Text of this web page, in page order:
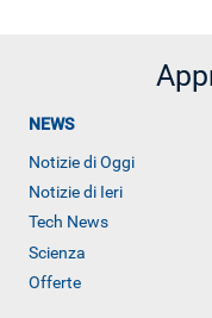
NEWS
Notizie di Oggi
Notizie di Ieri
Tech News
Scienza
Offerte